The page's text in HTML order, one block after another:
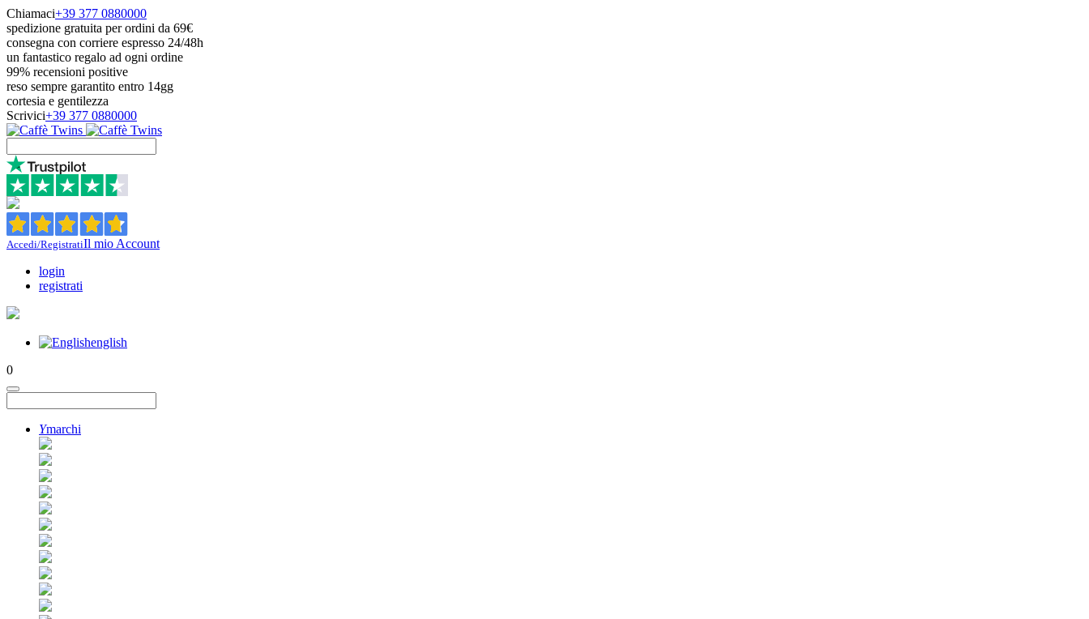
Chiamaci+39 377 0880000
spedizione gratuita per ordini da 69€
consegna con corriere espresso 24/48h
un fantastico regalo ad ogni ordine
99% recensioni positive
reso sempre garantito entro 14gg
cortesia e gentilezza
Scrivici+39 377 0880000
Accedi/RegistratiIl mio Account
login
registrati
english
0
Ymarchi